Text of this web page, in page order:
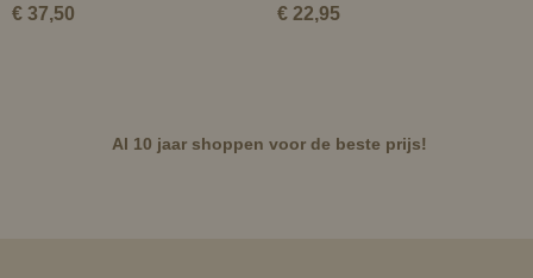
€ 37,50 € 22,95
Al 10 jaar shoppen voor de beste prijs!